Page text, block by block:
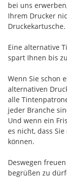
bei uns
Ihrem Drucker
Druckekartusche.
Eine alternative
spart Ihnen bis
Wenn Sie schon
alternativen
alle
jeder Branche
Und wenn ein
es nicht, dass
können.
Deswegen
begrüßen zu